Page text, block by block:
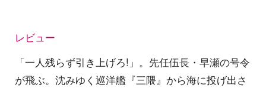
レビュー
「一人残らず引き上げろ!」。先任伍長・早瀬の号令
が飛ぶ。沈みゆく巡洋艦『三隈』から海に投げ出さ